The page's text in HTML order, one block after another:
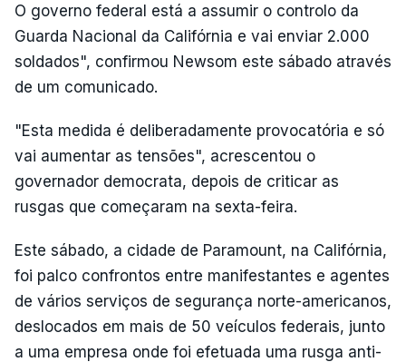
O governo federal está a assumir o controlo da
Guarda Nacional da Califórnia e vai enviar 2.000
soldados", confirmou Newsom este sábado através
de um comunicado.
"Esta medida é deliberadamente provocatória e só
vai aumentar as tensões", acrescentou o
governador democrata, depois de criticar as
rusgas que começaram na sexta-feira.
Este sábado, a cidade de Paramount, na Califórnia,
foi palco confrontos entre manifestantes e agentes
de vários serviços de segurança norte-americanos,
deslocados em mais de 50 veículos federais, junto
a uma empresa onde foi efetuada uma rusga anti-